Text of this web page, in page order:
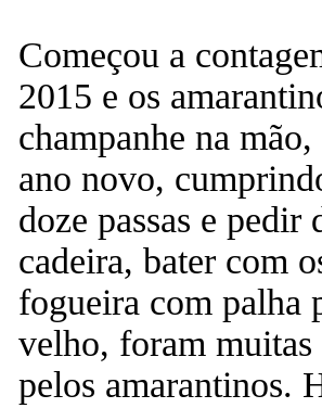
Começou a
2015 e os
champanhe na
ano novo,
doze passas e pedir
cadeira, bater com
fogueira com palha
velho, foram muitas
pelos amarantinos.